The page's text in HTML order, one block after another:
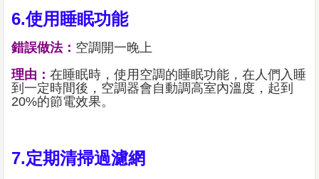
6.使用睡眠功能
錯誤做法： 空調開一晚上
理由： 在睡眠時，使用空調的睡眠功能，在人們入睡
到一定時間後，空調器會自動調高室內溫度，起到
20%的節電效果。
7.定期清掃過濾網